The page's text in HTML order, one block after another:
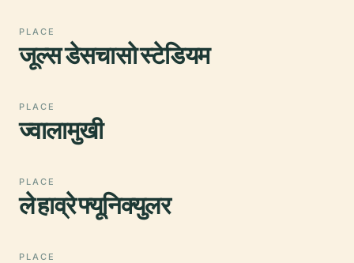
PLACE
जूल्स डेसचासो स्टेडियम
PLACE
ज्वालामुखी
PLACE
ले हाव्रे फ्यूनिक्युलर
PLACE